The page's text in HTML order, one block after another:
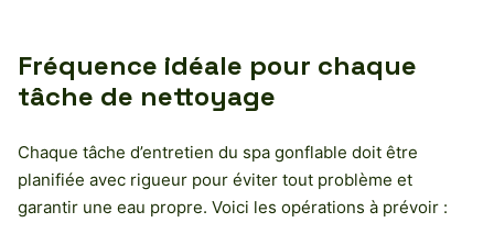
Fréquence idéale pour chaque
tâche de nettoyage
Chaque tâche d’entretien du spa gonflable doit être
planifiée avec rigueur pour éviter tout problème et
garantir une eau propre. Voici les opérations à prévoir :